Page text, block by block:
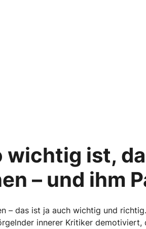
wichtig ist,
– und ihm
– das ist ja auch wichtig und
innerer Kritiker